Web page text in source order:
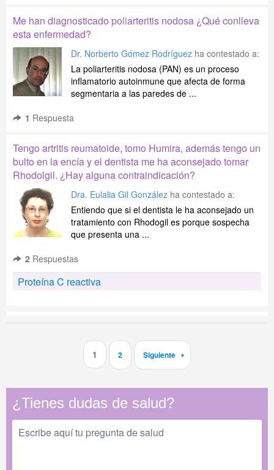
Me han diagnosticado poliarteritis nodosa ¿Qué conlleva
esta enfermedad?
Dr. Norberto Gómez Rodríguez ha contestado a:
La poliarteritis nodosa (PAN) es un proceso
inflamatorio autoinmune que afecta de forma
segmentaria a las paredes de ...
1 Respuesta
Tengo artritis reumatoide, tomo Humira, además tengo un
bulto en la encía y el dentista me ha aconsejado tomar
Rhodolgil. ¿Hay alguna contraindicación?
Dra. Eulalia Gil González ha contestado a:
Entiendo que si el dentista le ha aconsejado un
tratamiento con Rhodogil es porque sospecha
que presenta una ...
2 Respuestas
Proteína C reactiva
1 2 Siguiente
¿Tienes dudas de salud?